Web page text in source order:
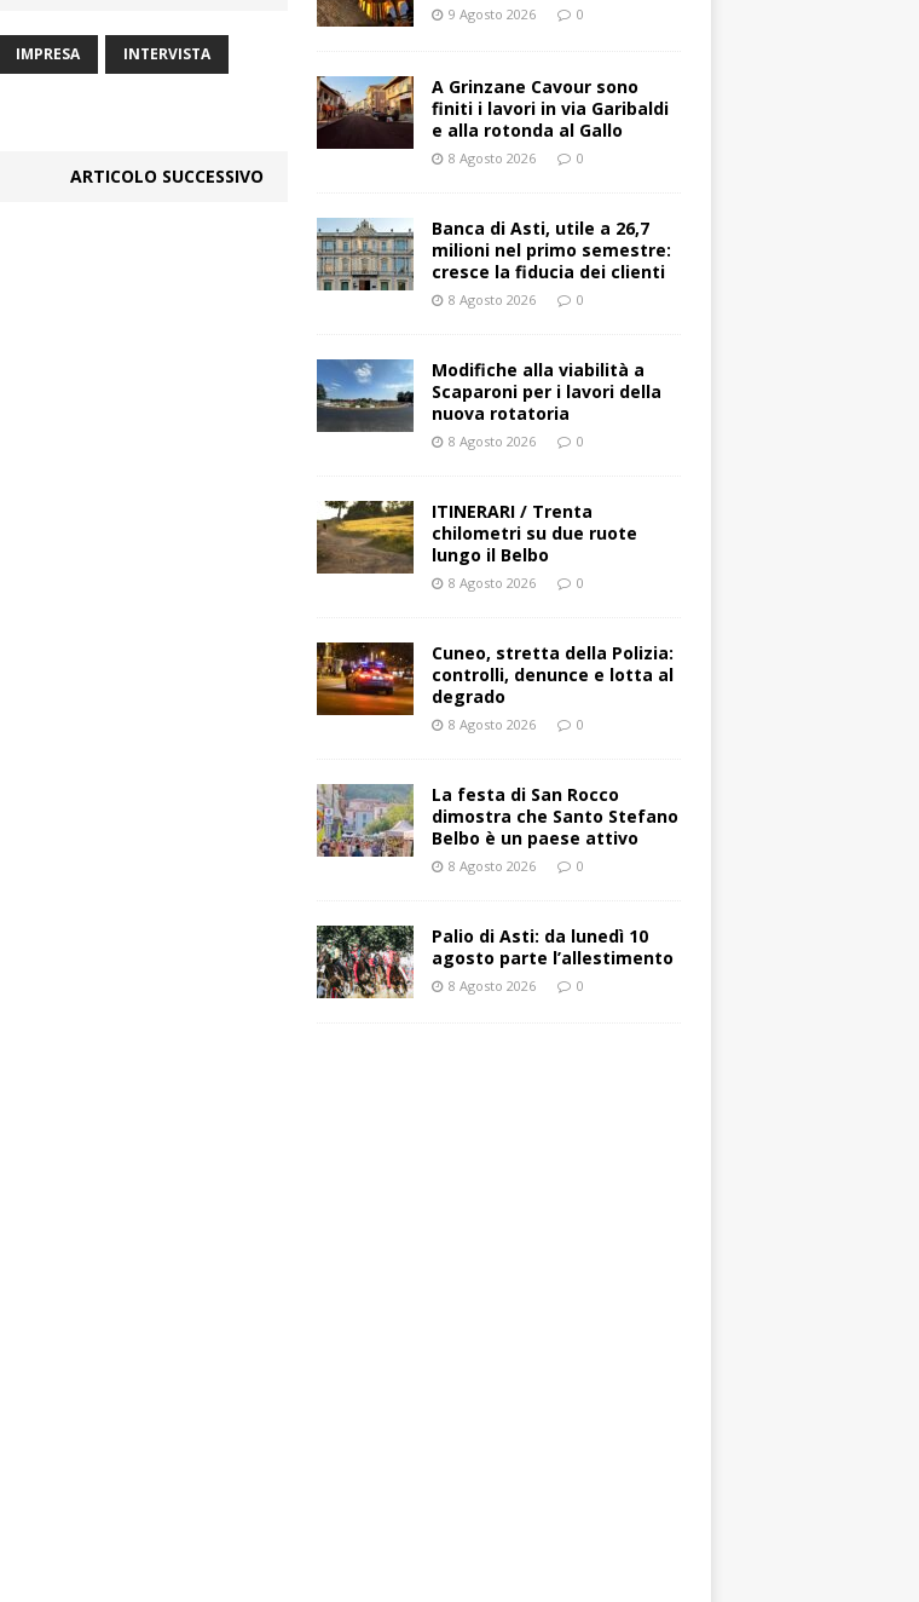
IMPRESA INTERVISTA
ARTICOLO SUCCESSIVO
9 Agosto 2026 0
A Grinzane Cavour sono
finiti i lavori in via Garibaldi
e alla rotonda al Gallo
8 Agosto 2026 0
Banca di Asti, utile a 26,7
milioni nel primo semestre:
cresce la fiducia dei clienti
8 Agosto 2026 0
Modifiche alla viabilità a
Scaparoni per i lavori della
nuova rotatoria
8 Agosto 2026 0
ITINERARI / Trenta
chilometri su due ruote
lungo il Belbo
8 Agosto 2026 0
Cuneo, stretta della Polizia:
controlli, denunce e lotta al
degrado
8 Agosto 2026 0
La festa di San Rocco
dimostra che Santo Stefano
Belbo è un paese attivo
8 Agosto 2026 0
Palio di Asti: da lunedì 10
agosto parte l’allestimento
8 Agosto 2026 0